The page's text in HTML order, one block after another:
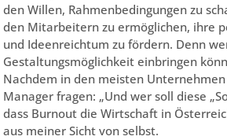
den Willen, Rahmenbedingungen zu
den Mitarbeitern zu ermöglichen, ihre
und Ideenreichtum zu fördern. Denn
Gestaltungsmöglichkeit einbringen
Nachdem in den meisten
Manager fragen: „Und wer soll diese
dass Burnout die Wirtschaft in
aus meiner Sicht von selbst.